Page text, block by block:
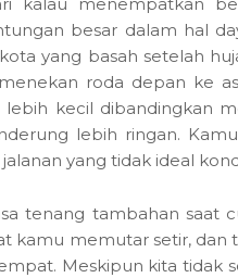
besar dalam hal
yang basah setelah
roda depan ke
kecil dibandingkan
lebih ringan.
yang tidak ideal
tenang tambahan saat
kamu memutar setir, dan
Meskipun kita tidak